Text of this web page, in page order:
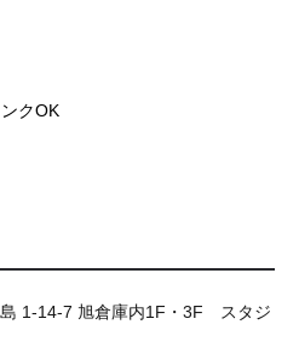
クOK
1-14-7 旭倉庫内1F・3F スタジ